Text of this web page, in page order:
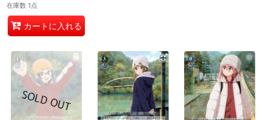
在庫数 1点
カートに入れる